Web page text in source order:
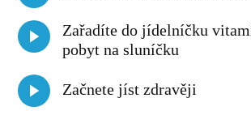
Zařadíte do jídelníčku
pobyt na sluníčku
Začnete jíst zdravěji